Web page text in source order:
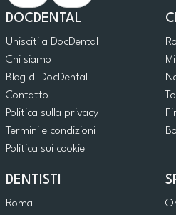
DOCDENTAL
Unisciti a DocDental
Chi siamo
Blog di DocDental
Contatto
Politica sulla privacy
Termini e condizioni
Politica sui cookie
DENTISTI
Roma